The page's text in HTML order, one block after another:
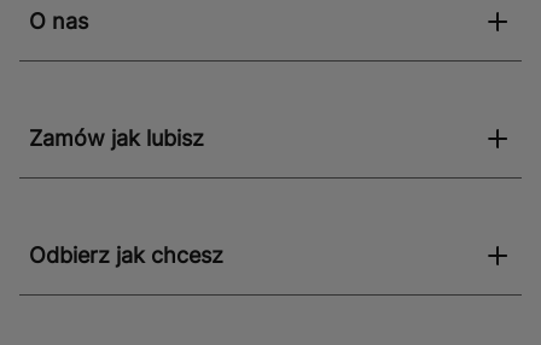
O nas
Zamów jak lubisz
Odbierz jak chcesz